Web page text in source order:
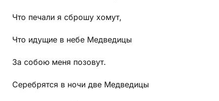
Что печали я сброшу хомут,
Что идущие в небе Медведицы
За собою меня позовут.
Серебрятся в ночи две Медведицы